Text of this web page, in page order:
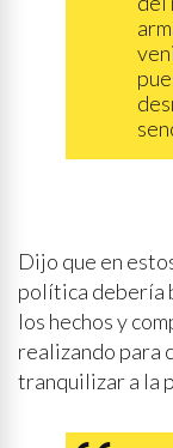
Dijo que en
política debería
los hechos y
realizando para
tranquilizar a la